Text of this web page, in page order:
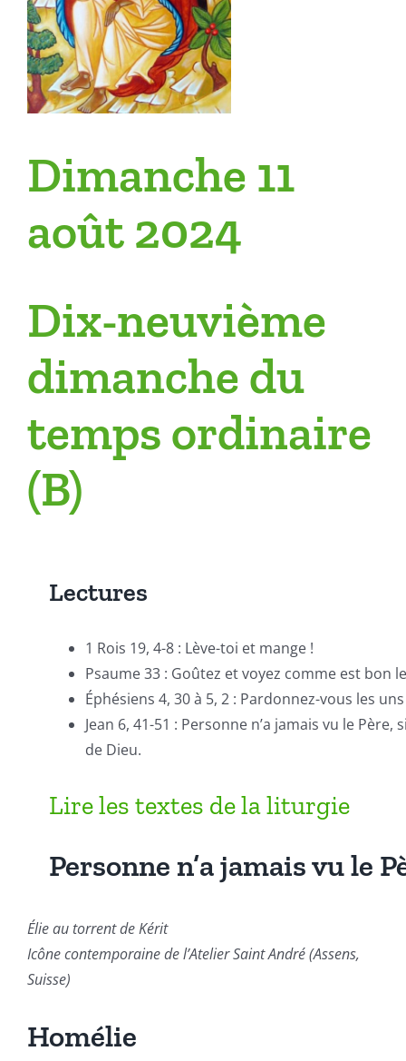
Dimanche 11
août 2024
Dix-neuvième
dimanche du
temps ordinaire
(B)
Lectures
1 Rois 19, 4-8 : Lève-toi et mange !
Psaume 33 : Goûtez et voyez comme est bon
Éphésiens 4, 30 à 5, 2 : Pardonnez-vous les
Jean 6, 41-51 : Personne n’a jamais vu le
de Dieu.
Lire les textes de la liturgie
Personne n’a jamais vu le
Élie au torrent de Kérit
Icône contemporaine de l’Atelier Saint André (Assens,
Suisse)
Homélie